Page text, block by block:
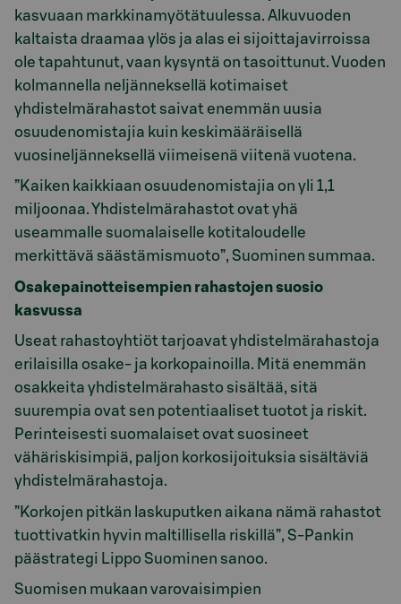
kasvuaan markkinamyötätuulessa. Alkuvuoden
kaltaista draamaa ylös ja alas ei sijoittajavirroissa
ole tapahtunut, vaan kysyntä on tasoittunut. Vuoden
kolmannella neljänneksellä kotimaiset
yhdistelmärahastot saivat enemmän uusia
osuudenomistajia kuin keskimääräisellä
vuosineljänneksellä viimeisenä viitenä vuotena.
”Kaiken kaikkiaan osuudenomistajia on yli 1,1
miljoonaa. Yhdistelmärahastot ovat yhä
useammalle suomalaiselle kotitaloudelle
merkittävä säästämismuoto”, Suominen summaa.
Osakepainotteisempien rahastojen suosio
kasvussa
Useat rahastoyhtiöt tarjoavat yhdistelmärahastoja
erilaisilla osake- ja korkopainoilla. Mitä enemmän
osakkeita yhdistelmärahasto sisältää, sitä
suurempia ovat sen potentiaaliset tuotot ja riskit.
Perinteisesti suomalaiset ovat suosineet
vähäriskisimpiä, paljon korkosijoituksia sisältäviä
yhdistelmärahastoja.
”Korkojen pitkän laskuputken aikana nämä rahastot
tuottivatkin hyvin maltillisella riskillä”, S-Pankin
päästrategi Lippo Suominen sanoo.
Suomisen mukaan varovaisimpien